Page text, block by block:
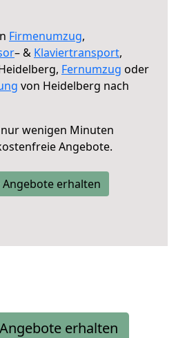
Firmenumzug,
– & Klaviertransport,
Fernumzug oder
von Heidelberg nach
wenigen Minuten
Angebote.
Angebote erhalten
erhalten